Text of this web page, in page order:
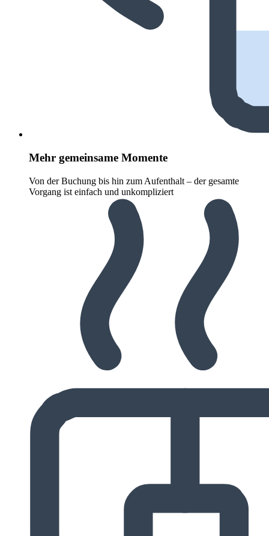
Mehr gemeinsame Momente
Von der Buchung bis hin zum Aufenthalt – der gesamte
Vorgang ist einfach und unkompliziert